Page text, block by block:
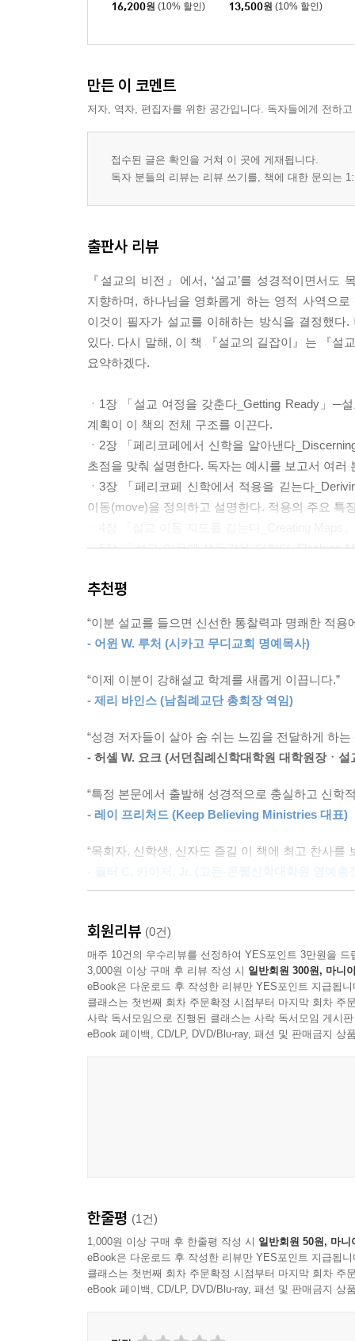
16,200원 (10% 할인) 13,500원 (10% 할인)
만든 이 코멘트
저자, 역자, 편집자를 위한 공간입니다. 독자들에게 전하
접수된 글은 확인을 거쳐 이 곳에 게재됩니다.
독자 분들의 리뷰는 리뷰 쓰기를, 책에 대한 문의는
출판사 리뷰
『설교의 비전』에서, ‘설교’를 성경적이면서
지향하며, 하나님을 영화롭게 하는 영적 사역으
이것이 필자가 설교를 이해하는 방식을 결정했
있다. 다시 말해, 이 책 『설교의 길잡이』는 『설
요약하겠다.
ㆍ1장 「설교 여정을 갖춘다_Getting Ready」─
계획이 이 책의 전체 구조를 이끈다.
ㆍ2장 「페리코페에서 신학을 알아낸다
초점을 맞춰 설명한다. 독자는 예시를 보고서 여
ㆍ3장 「페리코페 신학에서 적용을 긷는다
이동(move)을 정의하고 설명한다. 적용의 주요 특
ㆍ5장 「설교 이동에 생동감을 더한다_Fleshing
ㆍ6장 「설교 사상을 예화로 그린다_Illustrating
ㆍ7장 「설교 서론과 결론을 가꾼다_Crafting
설득력 있게 구성하고 활용하는 실제 지침을 제공
ㆍ8장 「설교 원고를 숨 쉬는 언어로 빚는다
종류를 비교하고, 또한 설교할 때 전자기기
ㆍ9장 「설교 전달로 말씀 형상을 새긴다
준비와 설교 직후 마무리를 어떻게 조율할지 등,
설교란, 하나님의 목자가 하나님의 말씀을 강해
의사소통 형태, 곧 설교는 결정적으로 중요하
‘페리코페(pericope, 발음 p─-ri-k─-p─, 헬라어
pericope를 흔히 ‘문단’으로 옮기나, 지은이가 전
교회 상황에서 설교와 의례에 다룰 수 있는 적절한
- 39쪽 각주 7.
설교하겠다고 결정했으니, 설교할 본문을 가장
추천평
“이분 설교를 들으면 신선한 통찰력과 명쾌한 적용
- 어윈 W. 루처 (시카고 무디교회 명예목사)
“이제 이분이 강해설교 학계를 새롭게 이끕니다.”
- 제리 바인스 (남침례교단 총회장 역임)
“성경 저자들이 살아 숨 쉬는 느낌을 전달하게 하는
- 허셸 W. 요크 (서던침례신학대학원 대학원장ㆍ설
“특정 본문에서 출발해 성경적으로 충실하고 신학
- 레이 프리처드 (Keep Believing Ministries 대표)
“목회자, 신학생, 신자도 즐길 이 책에 최고 찬사를
- 권호 (합동신학대학원대학교 설교학 교수)
“본문을 지나치게 많이 요리하기보다, 본문 자체를
- 박정근 (원로목사, 영안교회)
“기존 설교학 교재가 놓치고 있는 해석학 기반을
- 엄태항 (성서침례대학원대학교 구약학 교수)
- 임도균 (박사, 한국침례신학대학교 설교학 교수)
회원리뷰 (0건)
매주 10건의 우수리뷰를 선정하여 YES포인트 3만원을 드
3,000원 이상 구매 후 리뷰 작성 시 일반회원 300원, 마니
eBook은 다운로드 후 작성한 리뷰만 YES포인트 지급됩니
클래스는 첫번째 회차 주문확정 시점부터 마지막 회차 주
사락 독서모임으로 진행된 클래스는 사락 독서모임 게시
eBook 페이백, CD/LP, DVD/Blu-ray, 패션 및 판매금지 상
한줄평 (1건)
1,000원 이상 구매 후 한줄평 작성 시 일반회원 50원, 마니
eBook은 다운로드 후 작성한 리뷰만 YES포인트 지급됩니
클래스는 첫번째 회차 주문확정 시점부터 마지막 회차 주
eBook 페이백, CD/LP, DVD/Blu-ray, 패션 및 판매금지 상